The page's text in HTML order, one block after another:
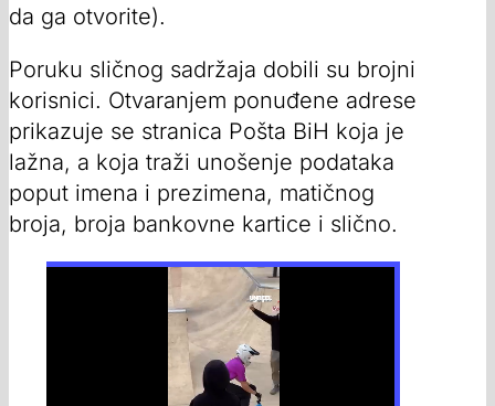
da ga otvorite).
Poruku sličnog sadržaja dobili su brojni
korisnici. Otvaranjem ponuđene adrese
prikazuje se stranica Pošta BiH koja je
lažna, a koja traži unošenje podataka
poput imena i prezimena, matičnog
broja, broja bankovne kartice i slično.